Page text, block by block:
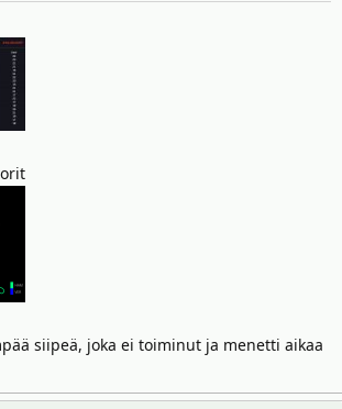
siipeä, joka ei toiminut ja menetti aikaa